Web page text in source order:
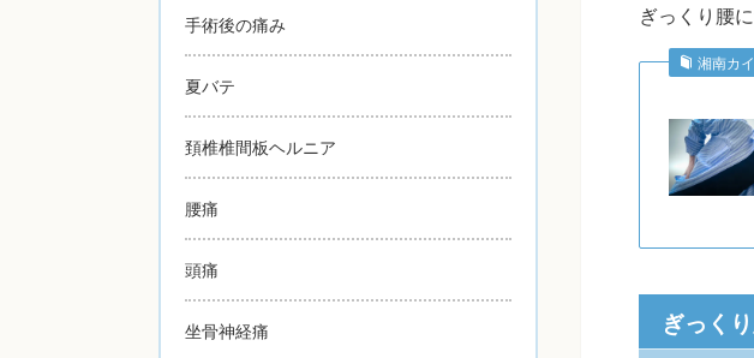
ぎっくり腰
湘南カ
ぎっく
手術後の痛み
夏バテ
頚椎椎間板ヘルニア
腰痛
頭痛
坐骨神経痛